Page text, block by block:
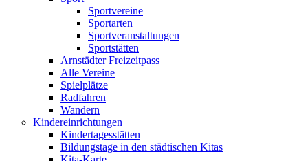
Sportvereine
Sportarten
Sportveranstaltungen
Sportstätten
Arnstädter Freizeitpass
Alle Vereine
Spielplätze
Radfahren
Wandern
Kindereinrichtungen
Kindertagesstätten
Bildungstage in den städtischen Kitas